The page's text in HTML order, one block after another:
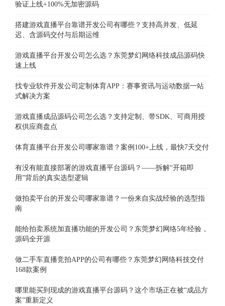
验证上线+100%无加密源码
搭建游戏直播平台靠谱开发公司有哪些？支持高并发、低延
迟、含源码交付与后期运维
游戏直播平台开发公司怎么选？东莞梦幻网络科技成品源码快
速上线
找专业软件开发公司定制体育APP：赛事资讯与运动数据一站
式解决方案
游戏直播成品源码公司怎么选？支持定制、带SDK、可商用授
权供应商盘点
体育直播平台开发公司哪家靠谱？案例100+上线，最快7天交付
有没有能直接部署的游戏直播平台源码？——拆解“开箱即
用”背后的真实选型逻辑
做拍卖平台的开发公司哪家靠谱？一份来自实战经验的选型指
南
能给拍卖系统加直播功能的开发公司？东莞梦幻网络5年经验，
源码全开源
做二手车直播竞拍APP的公司有哪些？东莞梦幻网络科技交付
168款案例
哪里能买到现成的游戏直播平台源码？这个市场正在被“成品方
案”重新定义